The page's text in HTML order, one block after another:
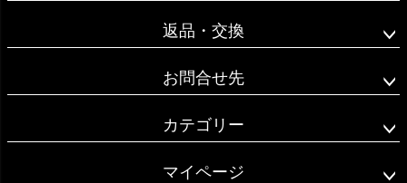
返品・交換
お問合せ先
カテゴリー
マイページ